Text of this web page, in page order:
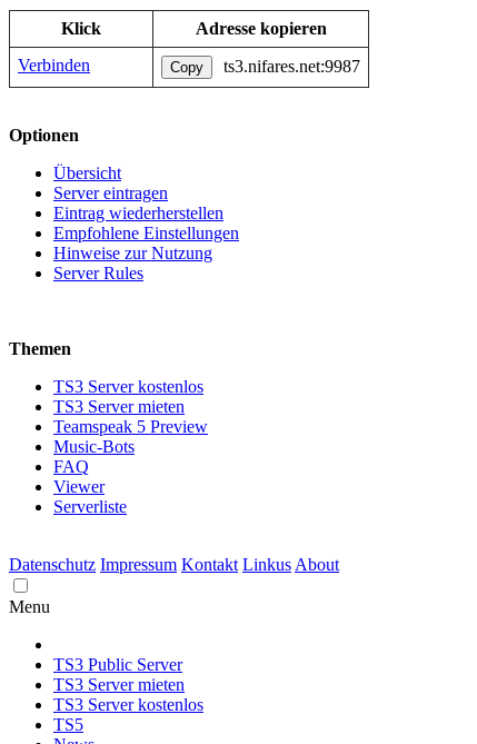
Klick
Adresse kopieren
Verbinden
Copy ts3.nifares.net:9987
Optionen
Übersicht
Server eintragen
Eintrag wiederherstellen
Empfohlene Einstellungen
Hinweise zur Nutzung
Server Rules
Themen
TS3 Server kostenlos
TS3 Server mieten
Teamspeak 5 Preview
Music-Bots
FAQ
Viewer
Serverliste
Datenschutz Impressum Kontakt Linkus About
Menu
TS3 Public Server
TS3 Server mieten
TS3 Server kostenlos
TS5